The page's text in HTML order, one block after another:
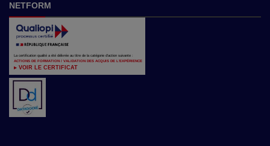
NETFORM
La certification qualité a été délivrée au titre de la catégorie d'action suivante :
ACTIONS DE FORMATION / VALIDATION DES ACQUIS DE L'EXPÉRIENCE
▸ VOIR LE CERTIFICAT